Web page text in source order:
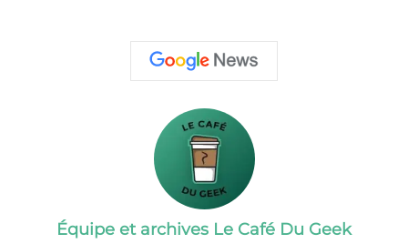
Équipe et archives Le Café Du Geek